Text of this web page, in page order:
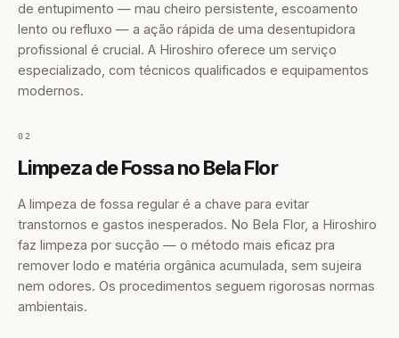
de entupimento — mau cheiro persistente, escoamento
lento ou refluxo — a ação rápida de uma desentupidora
profissional é crucial. A Hiroshiro oferece um serviço
especializado, com técnicos qualificados e equipamentos
modernos.
02
Limpeza de Fossa no Bela Flor
A limpeza de fossa regular é a chave para evitar
transtornos e gastos inesperados. No Bela Flor, a Hiroshiro
faz limpeza por sucção — o método mais eficaz pra
remover lodo e matéria orgânica acumulada, sem sujeira
nem odores. Os procedimentos seguem rigorosas normas
ambientais.